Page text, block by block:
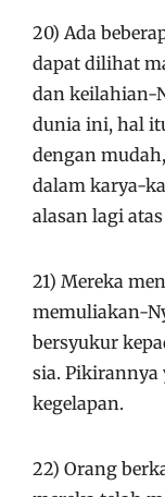
20) Ada
dapat dilihat
dan keilahian-
dunia ini, hal
dengan
dalam karya-
alasan lagi
21) Mereka
memuliakan-
bersyukur
sia. Pikirannya
kegelapan.
22) Orang